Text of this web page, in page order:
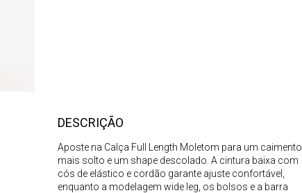
DESCRIÇÃO
Aposte na Calça Full Length Moletom para um caimento
mais solto e um shape descolado. A cintura baixa com
cós de elástico e cordão garante ajuste confortável,
enquanto a modelagem wide leg, os bolsos e a barra